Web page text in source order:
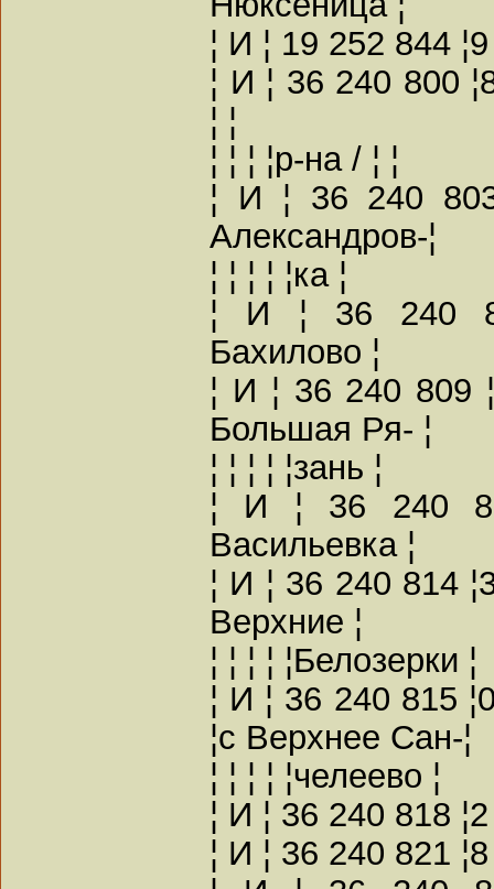
¦ И ¦ 19 252 844
¦ И ¦ 36 240 800
¦ ¦
¦ ¦ ¦ ¦р-на / ¦ ¦
¦ И ¦ 36 240 803
Александров-¦
¦ ¦ ¦ ¦ ¦ка ¦
¦ И ¦ 36 240
Бахилово ¦
¦ И ¦ 36 240 809
Большая Ря- ¦
¦ ¦ ¦ ¦ ¦зань ¦
¦ И ¦ 36 240
Васильевка ¦
¦ И ¦ 36 240 814
Верхние ¦
¦ ¦ ¦ ¦ ¦Белозерки ¦
¦ И ¦ 36 240 815
¦с Верхнее Сан-¦
¦ ¦ ¦ ¦ ¦челеево ¦
¦ И ¦ 36 240 818
¦ И ¦ 36 240 821